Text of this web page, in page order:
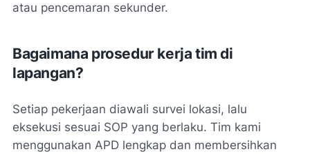
atau pencemaran sekunder.
Bagaimana prosedur kerja tim di
lapangan?
Setiap pekerjaan diawali survei lokasi, lalu
eksekusi sesuai SOP yang berlaku. Tim kami
menggunakan APD lengkap dan membersihkan